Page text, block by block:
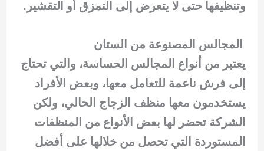
وتنظيفها حتى لا يتعرض إلى التمزق أو التقشير.
المجالس المصنوعة من الستان
يعتبر من أنواع المجالس الحساسة، والتي تحتاج
إلى فرش ناعمة للتعامل معها، وبعض الأفراد
يستخدمون معها منظف الزجاج الحالي، ولكن
الشركة تحضر لها بعض الأنواع من المنظفات
المستوردة التي تحصل من خلالها على أفضل